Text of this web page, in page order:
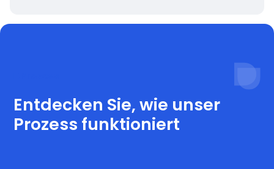
Entdecken Sie, wie unser
Prozess funktioniert